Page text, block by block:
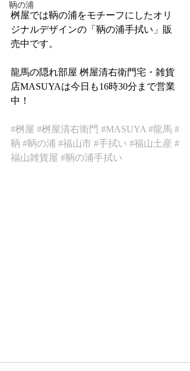
鞆の浦
桝屋では鞆の浦をモチーフにしたオリ
ジナルデザインの「鞆の浦手拭い」販
売中です。
龍馬の隠れ部屋 桝屋清右衛門宅・雑貨
店MASUYAは今日も16時30分まで営業
中！
#桝屋 #桝屋清右衛門 #MASUYA #龍馬 #
鞆 #鞆の浦 #福山市 #手拭い #福山土産 #
福山雑貨屋 #鞆の浦手拭い